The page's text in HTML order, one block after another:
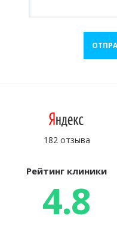
182 отзыва
Рейтинг клиники
4.8